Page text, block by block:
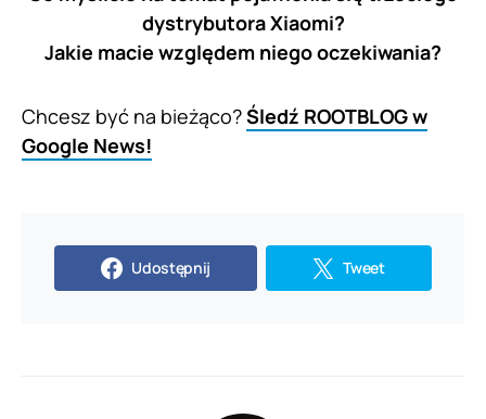
dystrybutora Xiaomi?
Jakie macie względem niego oczekiwania?
Chcesz być na bieżąco?Śledź ROOTBLOG w
Google News!
Udostępnij Tweet